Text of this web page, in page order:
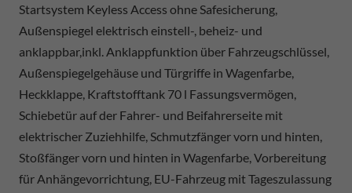
Startsystem Keyless Access ohne Safesicherung,
Außenspiegel elektrisch einstell-, beheiz- und
anklappbar,inkl. Anklappfunktion über Fahrzeugschlüssel,
Außenspiegelgehäuse und Türgriffe in Wagenfarbe,
Heckklappe, Kraftstofftank 70 l Fassungsvermögen,
Schiebetür auf der Fahrer- und Beifahrerseite mit
elektrischer Zuziehhilfe, Schmutzfänger vorn und hinten,
Stoßfänger vorn und hinten in Wagenfarbe, Vorbereitung
für Anhängevorrichtung, EU-Fahrzeug mit Tageszulassung